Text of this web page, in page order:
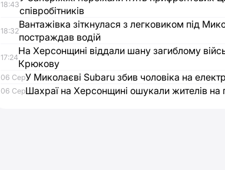
18:43
співробітників
18:32
Вантажівка зіткнулася з легковиком під
постраждав водій
17:24
На Херсонщині віддали шану загиблому
Крюкову
06 СерУ Миколаєві Subaru збив чоловіка на
06 СерШахраї на Херсонщині ошукали жителів на